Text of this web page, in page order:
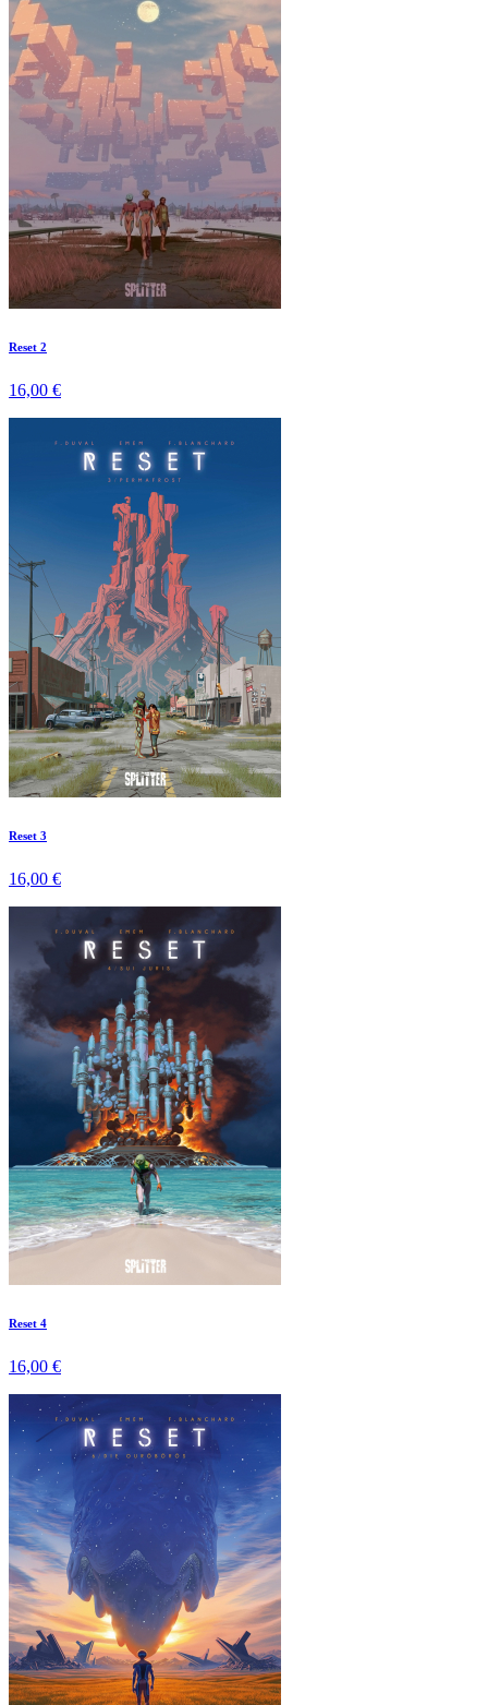
Reset 2
16,00 €
Reset 3
16,00 €
Reset 4
16,00 €